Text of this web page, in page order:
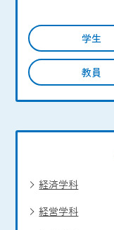
学生
教員
経済学科
経営学科